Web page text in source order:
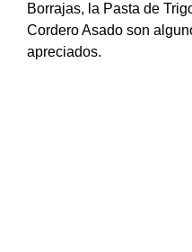
Borrajas, la Pasta de
Cordero Asado son
apreciados.